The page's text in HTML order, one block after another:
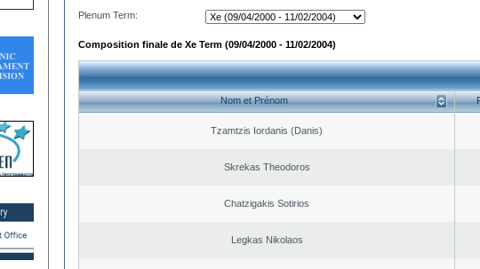
Plenum Term:
Composition finale de Xe Term (09/04/2000 - 11/02/2004)
Nom et Prénom
Tzamtzis Iordanis (Danis)
Skrekas Theodoros
Chatzigakis Sotirios
Legkas Nikolaos